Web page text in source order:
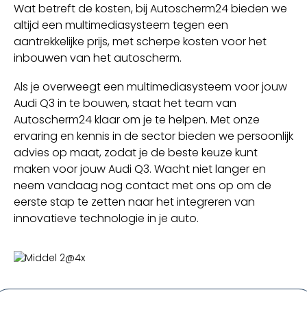
Wat betreft de kosten, bij Autoscherm24 bieden we
altijd een multimediasysteem tegen een
aantrekkelijke prijs, met scherpe kosten voor het
inbouwen van het autoscherm.
Als je overweegt een multimediasysteem voor jouw
Audi Q3 in te bouwen, staat het team van
Autoscherm24 klaar om je te helpen. Met onze
ervaring en kennis in de sector bieden we persoonlijk
advies op maat, zodat je de beste keuze kunt
maken voor jouw Audi Q3. Wacht niet langer en
neem vandaag nog contact met ons op om de
eerste stap te zetten naar het integreren van
innovatieve technologie in je auto.